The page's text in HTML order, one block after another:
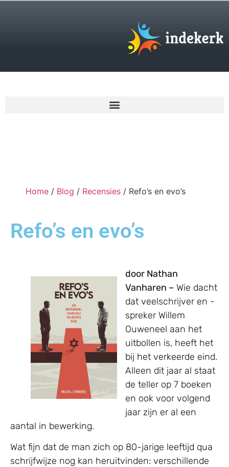
Home / Blog / Recensies / Refo’s en evo’s
Refo’s en evo’s
door Nathan
Vanharen – Wie dacht
dat veelschrijver en -
spreker Willem
Ouweneel aan het
uitbollen is, heeft het
bij het verkeerde eind.
Alleen dit jaar al staat
de teller op 7 boeken
en ook voor volgend
jaar zijn er al een
aantal in bewerking.
Wat fijn dat de man zich op 80-jarige leeftijd qua
schrijfwijze nog kan heruitvinden: verschillende